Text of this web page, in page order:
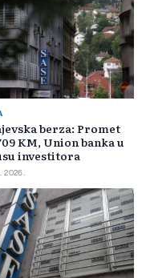
berza: Promet
KM, Union banka u
investitora
2026.